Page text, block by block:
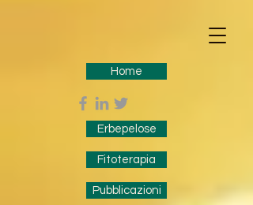
Home
Erbepelose
Fitoterapia
Pubblicazioni